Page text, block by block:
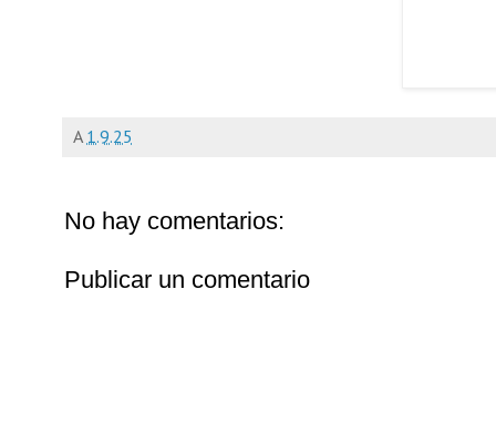
A 1.9.25
No hay comentarios:
Publicar un comentario